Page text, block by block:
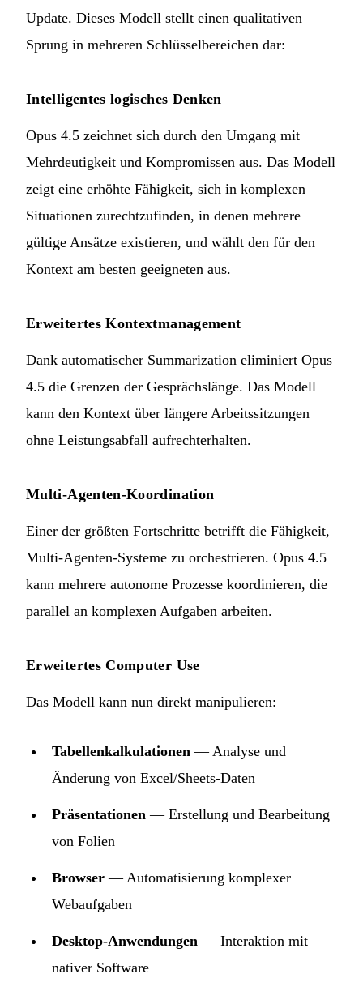
Update. Dieses Modell stellt einen qualitativen
Sprung in mehreren Schlüsselbereichen dar:
Intelligentes logisches Denken
Opus 4.5 zeichnet sich durch den Umgang mit
Mehrdeutigkeit und Kompromissen aus. Das Modell
zeigt eine erhöhte Fähigkeit, sich in komplexen
Situationen zurechtzufinden, in denen mehrere
gültige Ansätze existieren, und wählt den für den
Kontext am besten geeigneten aus.
Erweitertes Kontextmanagement
Dank automatischer Summarization eliminiert Opus
4.5 die Grenzen der Gesprächslänge. Das Modell
kann den Kontext über längere Arbeitssitzungen
ohne Leistungsabfall aufrechterhalten.
Multi-Agenten-Koordination
Einer der größten Fortschritte betrifft die Fähigkeit,
Multi-Agenten-Systeme zu orchestrieren. Opus 4.5
kann mehrere autonome Prozesse koordinieren, die
parallel an komplexen Aufgaben arbeiten.
Erweitertes Computer Use
Das Modell kann nun direkt manipulieren:
Tabellenkalkulationen — Analyse und
Änderung von Excel/Sheets-Daten
Präsentationen — Erstellung und Bearbeitung
von Folien
Browser — Automatisierung komplexer
Webaufgaben
Desktop-Anwendungen — Interaktion mit
nativer Software